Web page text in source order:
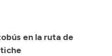
en la ruta de